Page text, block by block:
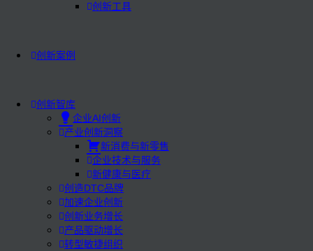
创新工具
创新案例
创新智库
企业AI创新
产业创新洞察
新消费与新零售
企业技术与服务
新健康与医疗
创造DTC品牌
加速企业创新
创新业务增长
产品驱动增长
转型敏捷组织